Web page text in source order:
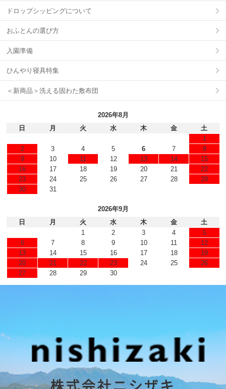
ドロップシッピングについて
おふとんの選び方
入園準備
ひんやり寝具特集
＜新商品＞洗える固わた敷布団
2026年8月
日
月 火 水 木 金
土
1
2
3 4 5 6 7
8
9
10 11 12 13 14
15
16
17 18 19 20 21
22
23
24 25 26 27 28
29
30
31
2026年9月
日
月 火 水 木 金
土
1
2 3 4
5
6
7 8 9 10 11
12
13
14 15 16 17 18
19
20
21 22 23 24 25
26
27
28 29 30